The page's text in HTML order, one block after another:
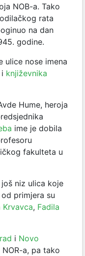
NOB-a. Tako
rata
na dan
godine.
ulice nose imena
i književnika
Hume, heroja
ime je dobila
fakulteta u
niz ulica koje
primjera su
Krvavca, Fadila
i Novo
a, pa tako